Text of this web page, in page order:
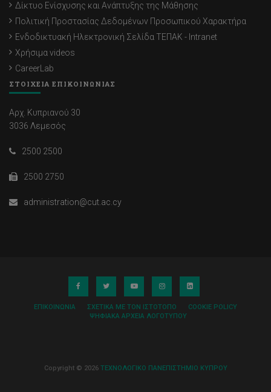
Δίκτυο Ενίσχυσης και Ανάπτυξης της Μάθησης
Πολιτική Προστασίας Δεδομένων Προσωπικού Χαρακτήρα
Ενδοδικτυακή Ηλεκτρονική Σελίδα ΤΕΠΑΚ - Intranet
Χρήσιμα videos
CareerLab
ΣΤΟΙΧΕΙΑ ΕΠΙΚΟΙΝΩΝΙΑΣ
Αρχ. Κυπριανού 30
3036 Λεμεσός
2500 2500
2500 2750
administration@cut.ac.cy
ΕΠΙΚΟΙΝΩΝΊΑ ΣΧΕΤΙΚΆ ΜΕ ΤΟΝ ΙΣΤΌΤΟΠΟ
COOKIE POLICY
ΨΗΦΙΑΚΆ ΑΡΧΕΊΑ ΛΟΓΌΤΥΠΟΥ
Copyright © 2026 ΤΕΧΝΟΛΟΓΙΚΟ ΠΑΝΕΠΙΣΤΗΜΙΟ ΚΥΠΡΟΥ